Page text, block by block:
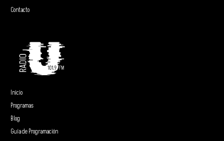
Contacto
Inicio
Programas
Blog
Guía de Programación